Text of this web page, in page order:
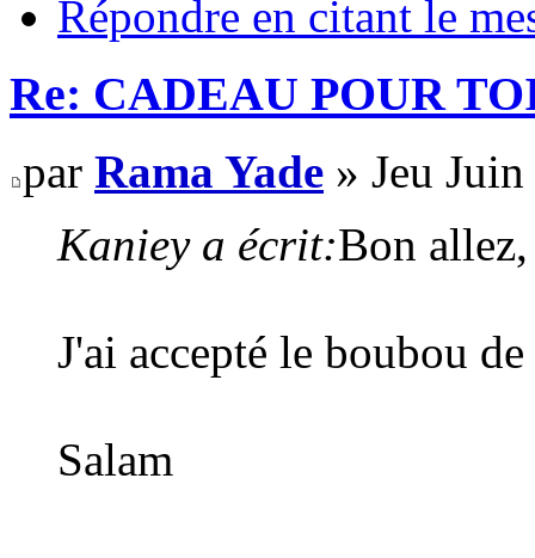
Répondre en citant le
Re: CADEAU POUR
par Rama Yade » Jeu
Kaniey a écrit:Bon
J'ai accepté le boubou
Salam